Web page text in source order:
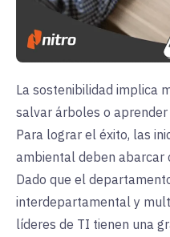
La sostenibilidad implica
salvar árboles o
Para lograr el éxito, las
ambiental deben abarcar
Dado que el
interdepartamental y
líderes de TI tienen una